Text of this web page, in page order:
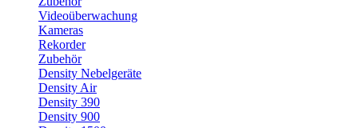
Videoüberwachung
Kameras
Rekorder
Zubehör
Density Nebelgeräte
Density Air
Density 390
Density 900